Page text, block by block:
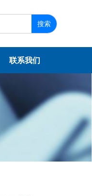
搜索
联系我们